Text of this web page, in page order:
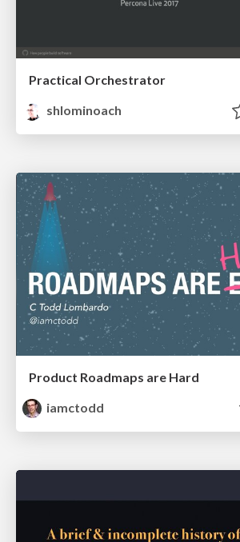
Practical Orchestrator
shlominoach
Product Roadmaps are Hard
iamctodd